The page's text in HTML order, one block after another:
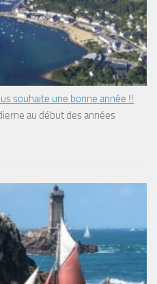
souhaite une bonne année !!
au début des années